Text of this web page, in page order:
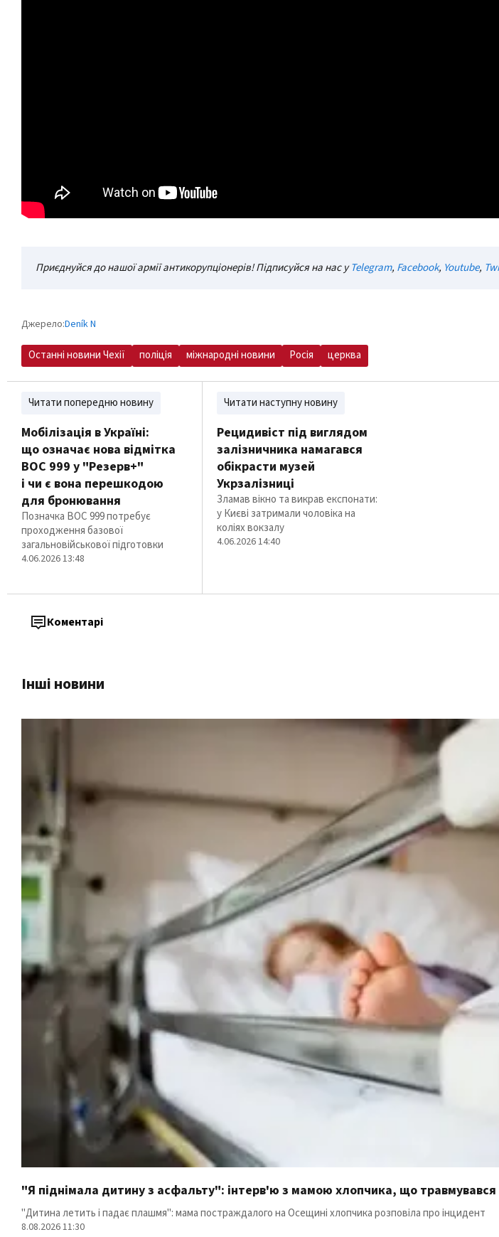
Приєднуйся до нашої армії антикорупціонерів! Підписуйся на нас уTelegram, Facebook, Youtube,
Джерело:Deník N
Останні новини Чехії поліція міжнародні новини Росія церква
Читати попередню новину
Мобілізація в Україні:
що означає нова відмітка
ВОС 999 у "Резерв+"
і чи є вона перешкодою
для бронювання
Позначка ВОС 999 потребує
проходження базової
загальновійськової підготовки
4.06.2026 13:48
Читати наступну новину
Рецидивіст під виглядом
залізничника намагався
обікрасти музей
Укрзалізниці
Зламав вікно та викрав експонати:
у Києві затримали чоловіка на
коліях вокзалу
4.06.2026 14:40
Коментарі
Інші новини
"Я піднімала дитину з асфальту": інтерв'ю з мамою хлопчика, що
"Дитина летить і падає плашмя": мама постраждалого на Осещині хлопчика розповіла про інцидент
8.08.2026 11:30